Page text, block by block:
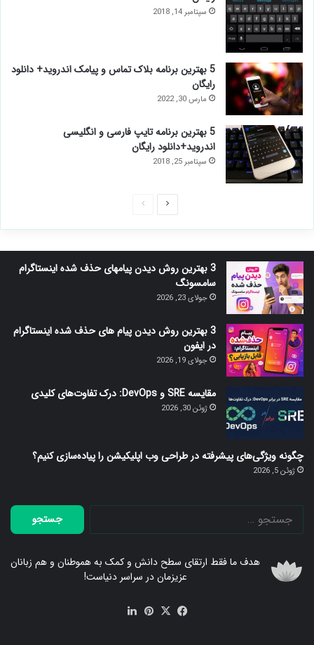
سپتامبر 14, 2018
5 بهترين برنامه بلاک تماس و پیامک اندروید+ دانلود
رایگان
مارس 30, 2022
5 بهترین برنامه تایپ فارسی و انگلیسی
اندروید+دانلود رایگان
سپتامبر 25, 2018
صفحه
صفحه
3 بهترین روش دیدن پیامهای حذف شده اینستاگرام
سامسونگ
جولای 23, 2026
3 بهترین روش دیدن پیام های حذف شده اینستاگرام
در ایفون
جولای 19, 2026
مقایسه SRE و DevOps: درک تفاوت‌های کلیدی
ژوئن 30, 2026
چگونه ویژگی‌های پیشرفته در طراحی وب اپلیکیشن را پیاده‌سازی کنیم؟
ژوئن 5, 2026
جستجو
برای:
هدف ما فقط ارتقای سطح دانش و کمک به هموطنان و هم زبانان
عزیزمان در سراسر دنیاست!
فیسX ‫پین‌ترست